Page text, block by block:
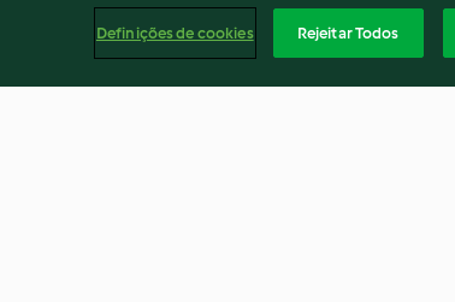
Definições de cookies Rejeitar Todos